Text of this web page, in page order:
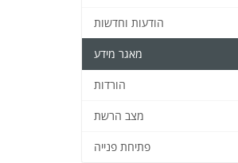
הודעות וחדשות
מאגר מידע
הורדות
מצב הרשת
פתיחת פנייה